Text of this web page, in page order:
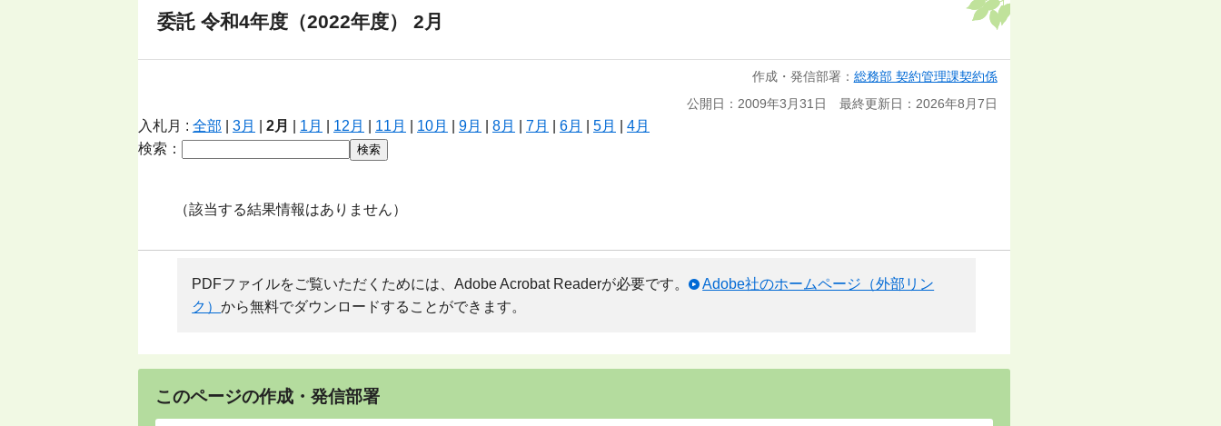
委託 令和4年度（2022年度） 2月
作成・発信部署： 総務部 契約管理課契約係
公開日：2009年3月31日 最終更新日：2026年8月7日
入札月 : 全部 3月 2月 1月 12月 11月 10月 9月 8月 7月 6月 5月
4月
検索：
（該当する結果情報はありません）
PDFファイルをご覧いただくためには、Adobe Acrobat Readerが必要です。
Adobe社のホームページ（外部リン
ク）から無料でダウンロードすることができます。
このページの作成・発信部署